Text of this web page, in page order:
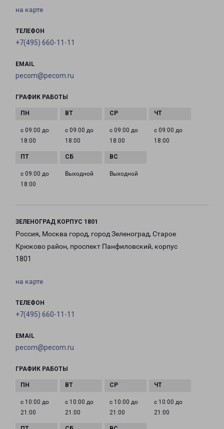
на карте
ТЕЛЕФОН
+7(495) 660-11-11
EMAIL
pecom@pecom.ru
ГРАФИК РАБОТЫ
с 09:00 до
18:00
с 09:00 до
18:00
с 09:00 до
18:00
с 09:00 до
18:00
с 09:00 до
18:00
Выходной Выходной
ЗЕЛЕНОГРАД КОРПУС 1801
Россия, Москва город, город Зеленоград, Старое
Крюково район, проспект Панфиловский, корпус
1801
на карте
ТЕЛЕФОН
+7(495) 660-11-11
EMAIL
pecom@pecom.ru
ГРАФИК РАБОТЫ
с 10:00 до
21:00
с 10:00 до
21:00
с 10:00 до
21:00
с 10:00 до
21:00